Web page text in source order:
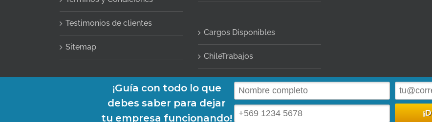
Testimonios de clientes
Sitemap
Cargos Disponibles
ChileTrabajos
Copyright 2013-2026 AbogaDOC | Teléfono: +56-2-3210-6610 contacto@abogadoc.com| Dr. Barros Borgoño 71, Of. 1105, Providencia. |